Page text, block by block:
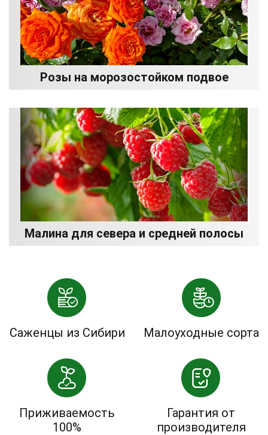
Розы на морозостойком подвое
Малина для севера и средней полосы
Саженцы из Сибири Малоуходные сорта
Приживаемость
100%
Гарантия от
производителя